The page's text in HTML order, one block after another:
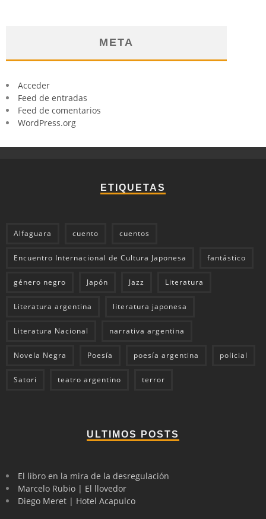
META
Acceder
Feed de entradas
Feed de comentarios
WordPress.org
ETIQUETAS
Alfaguara cuento cuentos
Encuentro Internacional de Cultura Japonesa fantástico
género negro Japón Jazz Literatura
Literatura argentina literatura japonesa
Literatura Nacional narrativa argentina
Novela Negra Poesía poesía argentina policial
Satori teatro argentino terror
ULTIMOS POSTS
El libro en la mira de la desregulación
Marcelo Rubio | El llovedor
Diego Meret | Hotel Acapulco